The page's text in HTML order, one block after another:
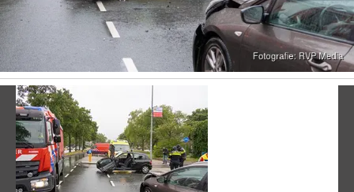
Vorige